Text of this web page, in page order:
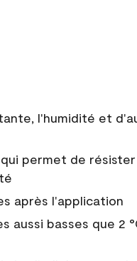
l'humidité et
permet de
après l'application
aussi basses que 2